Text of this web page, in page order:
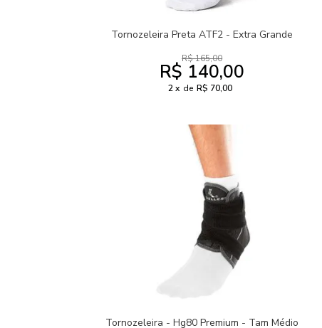
Tornozeleira Preta ATF2 - Extra Grande
R$ 165,00
R$ 140,00
2 de R$ 70,00
Tornozeleira - Hg80 Premium - Tam Médio